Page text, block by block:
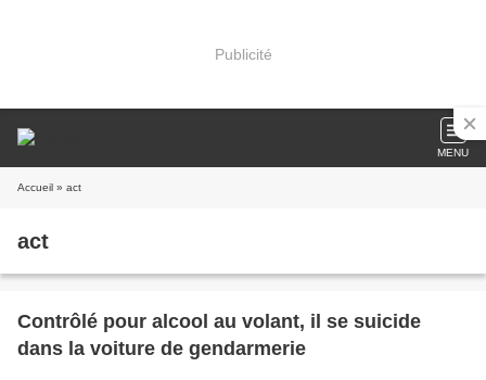
Publicité
MENU
Accueil » act
act
Contrôlé pour alcool au volant, il se suicide
dans la voiture de gendarmerie